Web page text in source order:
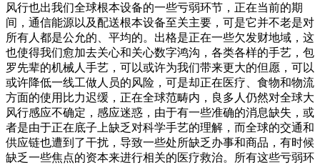
风行也出我们全球根本设备的一些亏弱环节，正在当前的期
间，通信能源以及配送根本设备至关主要，可是它并不老是对
所有人都是公允的、平均的。出格是正在一些欠发财地域，这
也使得我们愈加去关心和关心数字鸿沟，各类各样的手艺，包
罗先辈的机械人手艺，可以或许为我们带来更大的但愿，可以
或许降低一线工做人员的风险，可是却正在医疗、食物和物流
方面的使用比力迟缓，正在全球范畴内，良多人仍然对全球大
风行感应不确定，感应迷惑，由于有一些准确的消息缺失，或
者是由于正在底子上缺乏对科学手艺的理解，而全球的交通和
供应链也遭到了干扰，导致一些处所缺乏办事和商品，有时候
缺乏一些焦点的资本来进行相关的医疗救治。所有这些亏弱环